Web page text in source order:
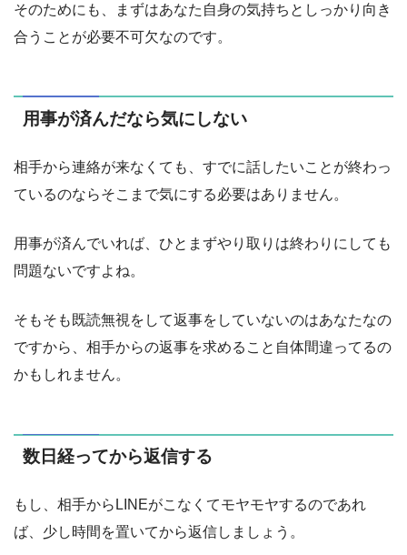
そのためにも、まずはあなた自身の気持ちとしっかり向き
合うことが必要不可欠なのです。
用事が済んだなら気にしない
相手から連絡が来なくても、すでに話したいことが終わっ
ているのならそこまで気にする必要はありません。
用事が済んでいれば、ひとまずやり取りは終わりにしても
問題ないですよね。
そもそも既読無視をして返事をしていないのはあなたなの
ですから、相手からの返事を求めること自体間違ってるの
かもしれません。
数日経ってから返信する
もし、相手からLINEがこなくてモヤモヤするのであれ
ば、少し時間を置いてから返信しましょう。